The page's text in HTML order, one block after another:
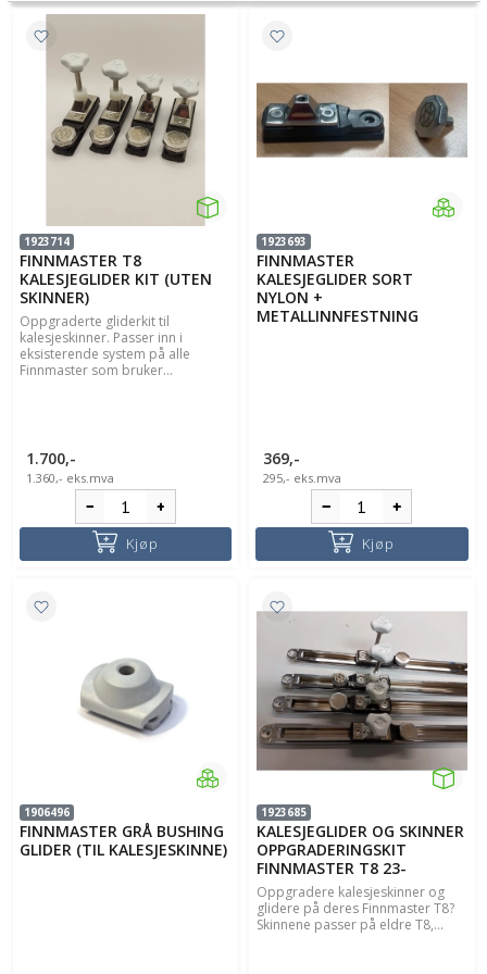
1923714
FINNMASTER T8
KALESJEGLIDER KIT (UTEN
SKINNER)
Oppgraderte gliderkit til
kalesjeskinner. Passer inn i
eksisterende system på alle
Finnmaster som bruker...
1.700,-
1.360,- eks.mva
Kjøp
1923693
FINNMASTER
KALESJEGLIDER SORT
NYLON +
METALLINNFESTNING
369,-
295,- eks.mva
Kjøp
1906496
FINNMASTER GRÅ BUSHING
GLIDER (TIL KALESJESKINNE)
1923685
KALESJEGLIDER OG SKINNER
OPPGRADERINGSKIT
FINNMASTER T8 23-
Oppgradere kalesjeskinner og
glidere på deres Finnmaster T8?
Skinnene passer på eldre T8,...